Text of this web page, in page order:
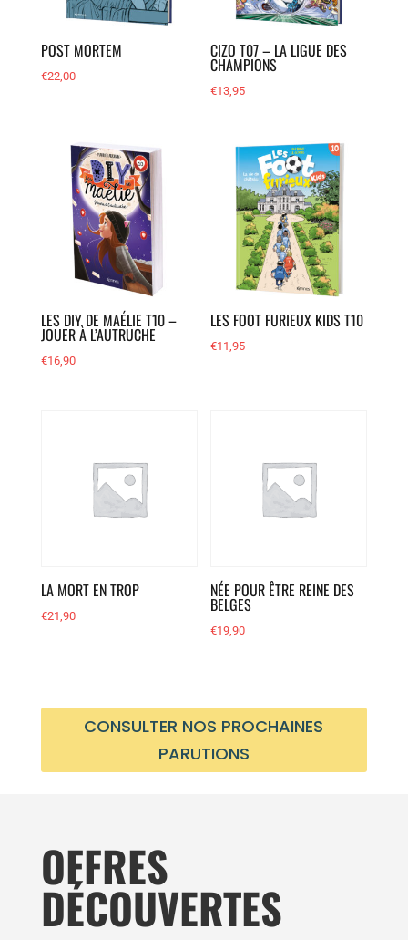
POST MORTEM
€22,00
CIZO T07 – LA LIGUE DES
CHAMPIONS
€13,95
LES DIY DE MAÉLIE T10 –
JOUER À L’AUTRUCHE
€16,90
LES FOOT FURIEUX KIDS T10
€11,95
LA MORT EN TROP
€21,90
NÉE POUR ÊTRE REINE DES
BELGES
€19,90
CONSULTER NOS PROCHAINES
PARUTIONS
OFFRES
DÉCOUVERTES